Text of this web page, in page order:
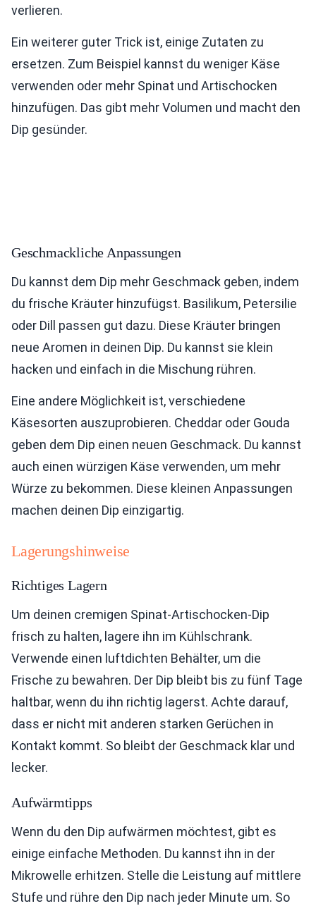
verlieren.
Ein weiterer guter Trick ist, einige Zutaten zu
ersetzen. Zum Beispiel kannst du weniger Käse
verwenden oder mehr Spinat und Artischocken
hinzufügen. Das gibt mehr Volumen und macht den
Dip gesünder.
Geschmackliche Anpassungen
Du kannst dem Dip mehr Geschmack geben, indem
du frische Kräuter hinzufügst. Basilikum, Petersilie
oder Dill passen gut dazu. Diese Kräuter bringen
neue Aromen in deinen Dip. Du kannst sie klein
hacken und einfach in die Mischung rühren.
Eine andere Möglichkeit ist, verschiedene
Käsesorten auszuprobieren. Cheddar oder Gouda
geben dem Dip einen neuen Geschmack. Du kannst
auch einen würzigen Käse verwenden, um mehr
Würze zu bekommen. Diese kleinen Anpassungen
machen deinen Dip einzigartig.
Lagerungshinweise
Richtiges Lagern
Um deinen cremigen Spinat-Artischocken-Dip
frisch zu halten, lagere ihn im Kühlschrank.
Verwende einen luftdichten Behälter, um die
Frische zu bewahren. Der Dip bleibt bis zu fünf Tage
haltbar, wenn du ihn richtig lagerst. Achte darauf,
dass er nicht mit anderen starken Gerüchen in
Kontakt kommt. So bleibt der Geschmack klar und
lecker.
Aufwärmtipps
Wenn du den Dip aufwärmen möchtest, gibt es
einige einfache Methoden. Du kannst ihn in der
Mikrowelle erhitzen. Stelle die Leistung auf mittlere
Stufe und rühre den Dip nach jeder Minute um. So